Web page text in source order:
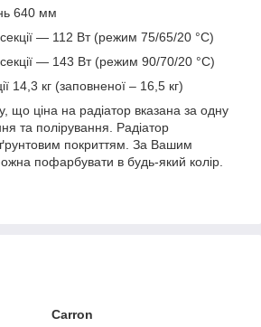
640 мм
секції — 112 Вт (режим 75/65/20 °C)
секції — 143 Вт (режим 90/70/20 °C)
14,3 кг (заповненої – 16,5 кг)
що ціна на радіатор вказана за одну
та полірування. Радіатор
покриттям. За Вашим
пофарбувати в будь-який колір.
Carron